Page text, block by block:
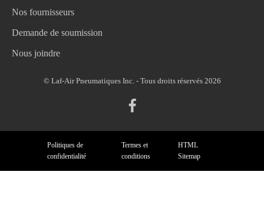
Nos fournisseurs
Demande de soumission
Nous joindre
© Laf-Air Pneumatiques Inc. - Tous droits réservés 2026
Politiques de
confidentialité
Termes et
conditions
HTML
Sitemap